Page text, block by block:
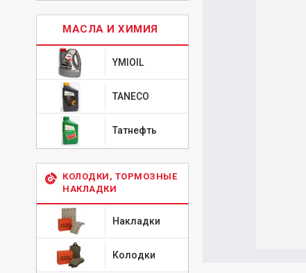
МАСЛА И ХИМИЯ
YMIOIL
TANECO
Татнефть
КОЛОДКИ, ТОРМОЗНЫЕ
НАКЛАДКИ
Накладки
Колодки